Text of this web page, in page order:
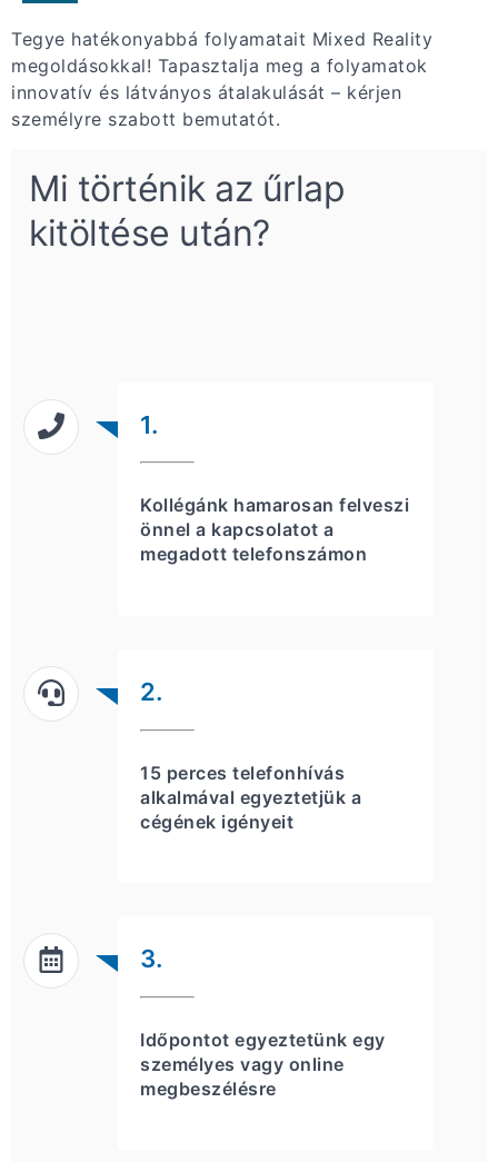
Tegye hatékonyabbá folyamatait Mixed Reality
megoldásokkal! Tapasztalja meg a folyamatok
innovatív és látványos átalakulását – kérjen
személyre szabott bemutatót.
Mi történik az űrlap
kitöltése után?
1.
Kollégánk hamarosan felveszi
önnel a kapcsolatot a
megadott telefonszámon
2.
15 perces telefonhívás
alkalmával egyeztetjük a
cégének igényeit
3.
Időpontot egyeztetünk egy
személyes vagy online
megbeszélésre